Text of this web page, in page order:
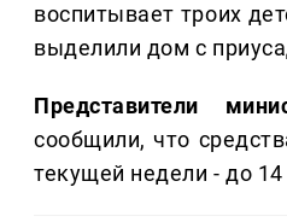
воспитывает троих
выделили дом с
Представители
сообщили, что
текущей недели - до